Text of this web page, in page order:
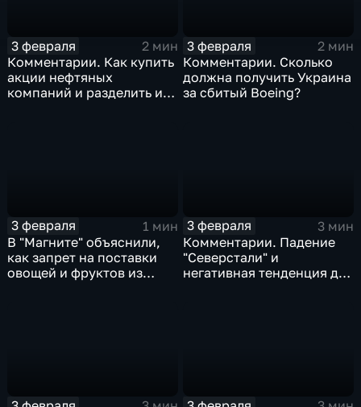
3 февраля
2 мин
Комментарии. Как купить
акции нефтяных
компаний и разделить их
3 февраля
2 мин
Комментарии. Сколько
должна получить Украина
за сбитый Boeing?
3 февраля
1 мин
В "Магните" объяснили,
как запрет на поставки
овощей и фруктов из
3 февраля
3 мин
Комментарии. Падение
"Северстали" и
негативная тенденция для